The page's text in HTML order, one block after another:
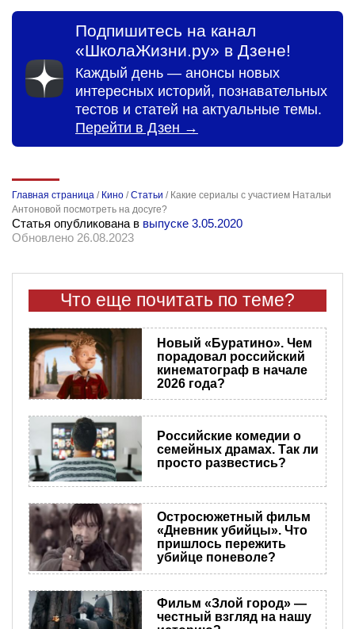
Подпишитесь на канал
«ШколаЖизни.ру» в Дзене!
Каждый день — анонсы новых
интересных историй, познавательных
тестов и статей на актуальные темы.
Перейти в Дзен →
Главная страница / Кино /Статьи / Какие сериалы с участием Натальи
Антоновой посмотреть на досуге?
Статья опубликована в выпуске 3.05.2020
Обновлено 26.08.2023
Что еще почитать по теме?
Новый «Буратино». Чем
порадовал российский
кинематограф в начале
2026 года?
Российские комедии о
семейных драмах. Так ли
просто развестись?
Остросюжетный фильм
«Дневник убийцы». Что
пришлось пережить
убийце поневоле?
Фильм «Злой город» —
честный взгляд на нашу